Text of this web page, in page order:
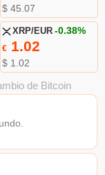
$ 45.07
XRP/EUR -0.38%
€1.02
$ 1.02
de Bitcoin